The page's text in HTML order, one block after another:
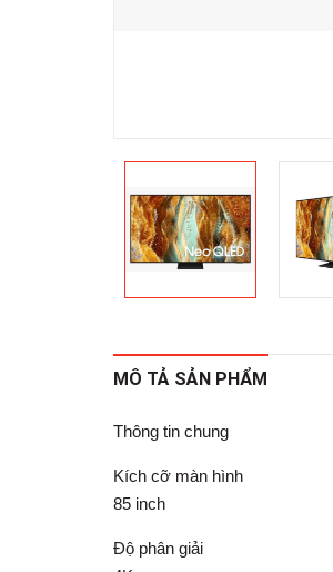
MÔ TẢ SẢN PHẨM
Thông tin chung
Kích cỡ màn hình
85 inch
Độ phân giải